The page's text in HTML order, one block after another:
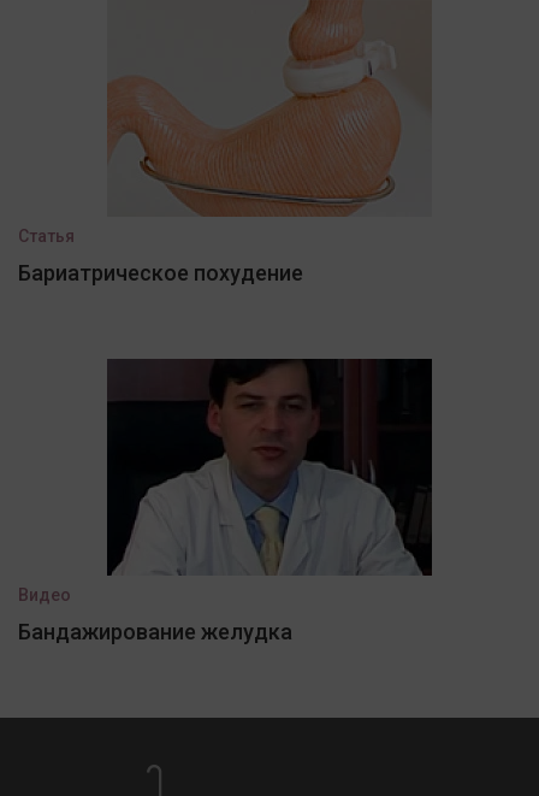
Статья
Бариатрическое похудение
Видео
Бандажирование желудка